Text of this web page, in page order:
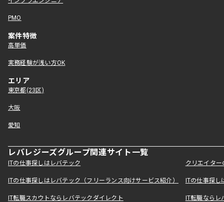
PMO
案件特徴
高単価
実務経験が浅い方OK
エリア
東京都(23区)
大阪
愛知
レバレジーズグループ関連サイト一覧
ITの仕事探しはレバテック クリエイタ
ITの仕事探しはレバテック（フリーランス向けサービス紹介） ITの仕事探
IT転職スカウトならレバテックダイレクト IT転職なら